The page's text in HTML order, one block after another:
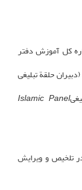
کل آموزش دفتر
حلقة تبلیغی
Islamic Panel
تلخیص و ویرایش